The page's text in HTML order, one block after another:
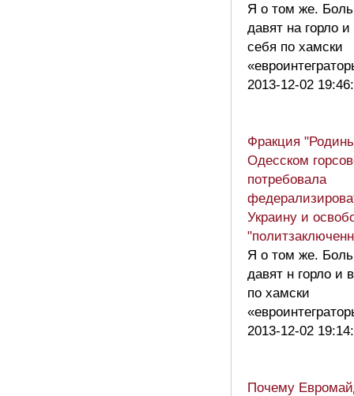
Я о том же.
давят на горло и
себя по хамски
2013-12-02
Фракция
Одесском
потребовала
Украину и
Я о том же.
давят н горло и
по хамски
2013-12-02
Почему